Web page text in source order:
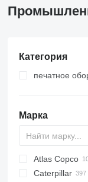
Категория
печатное
Марка
PDS
APD
AB
Ensis
Pega
VZ
AG3
Atlas Copco
DrillAir
QAS
PDP
E-series
B-series
BM
GFS
VT
Rover
533
Airpure
BySprint
CK
SR
Caterpillar